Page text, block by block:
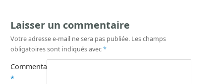
Laisser un commentaire
Votre adresse e-mail ne sera pas publiée. Les champs
obligatoires sont indiqués avec*
Commentaire
*